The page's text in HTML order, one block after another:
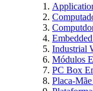
Industrial
Módulos
PC Box
Placa-